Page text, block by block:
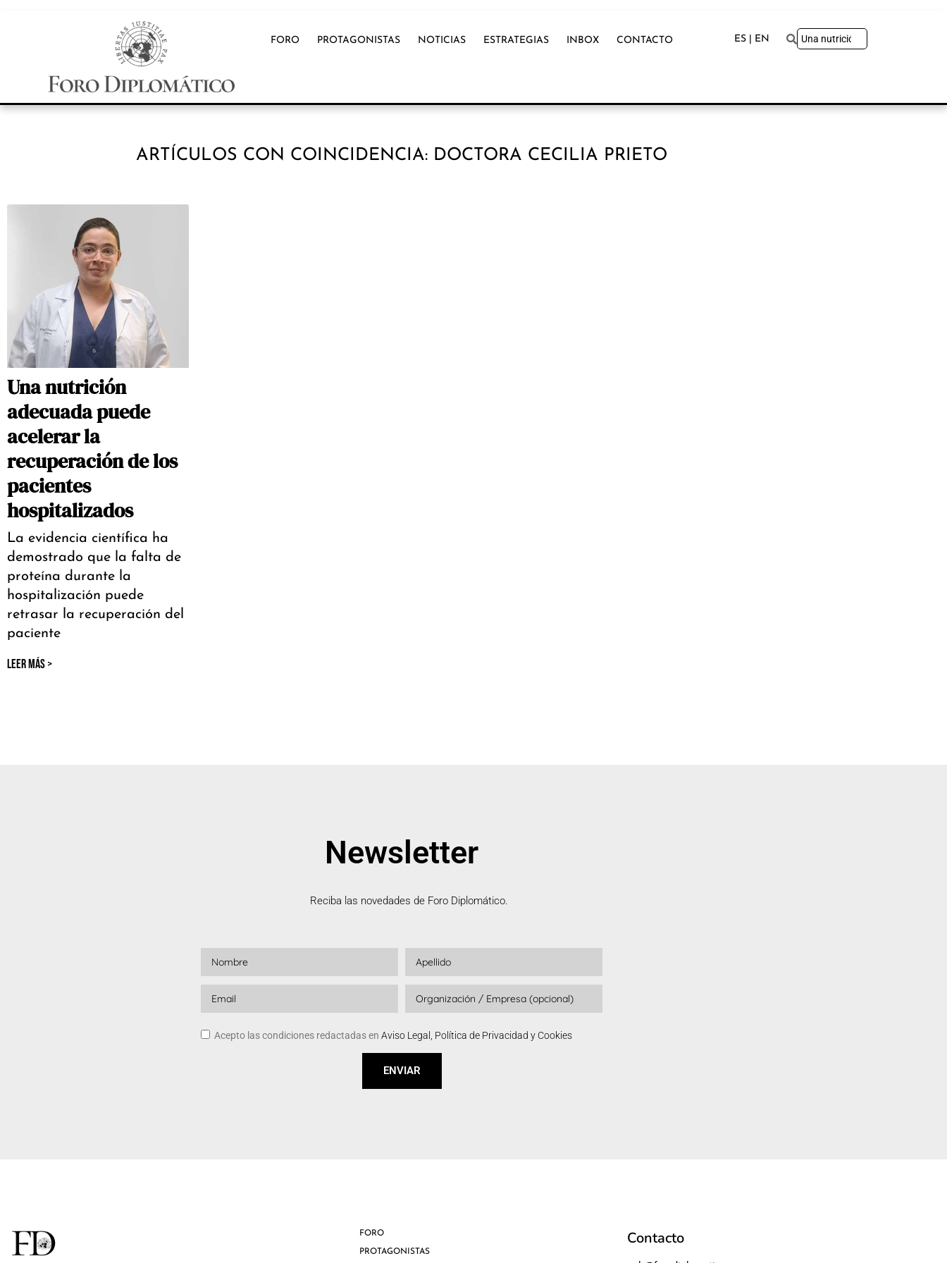
FORO PROTAGONISTAS NOTICIAS ESTRATEGIAS INBOX CONTACTO ES | EN
ARTÍCULOS CON COINCIDENCIA: DOCTORA CECILIA PRIETO
Una nutrición
adecuada puede
acelerar la
recuperación de los
pacientes
hospitalizados
La evidencia científica ha
demostrado que la falta de
proteína durante la
hospitalización puede
retrasar la recuperación del
paciente
LEER MÁS >
Newsletter
Reciba las novedades de Foro Diplomático.
Acepto las condiciones redactadas en Aviso Legal, Política de Privacidad y Cookies
ENVIAR
FORO
PROTAGONISTAS
Contacto